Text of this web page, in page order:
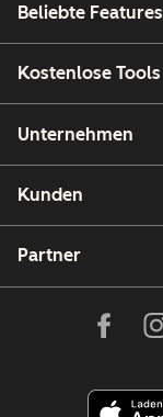
Beliebte Features
Kostenlose Tools
Unternehmen
Kunden
Partner